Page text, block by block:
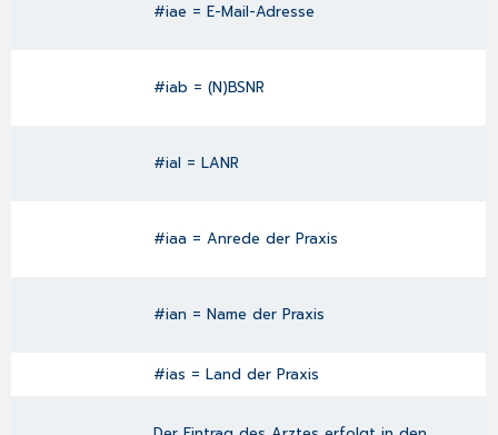
#iae = E-Mail-Adresse
#iab = (N)BSNR
#ial = LANR
#iaa = Anrede der Praxis
#ian = Name der Praxis
#ias = Land der Praxis